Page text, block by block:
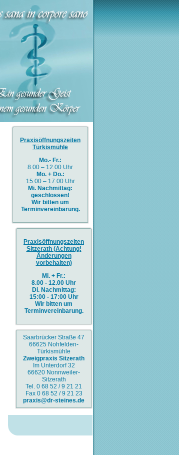
Praxisöffnungszeiten
Türkismühle
Mo.- Fr.:
8.00 – 12.00 Uhr
Mo. + Do.:
15.00 – 17.00 Uhr
Mi. Nachmittag:
geschlossen!
Wir bitten um
Terminvereinbarung.
Praxisöffnungszeiten
Sitzerath (Achtung!
Änderungen
vorbehalten)
Mi. + Fr.:
8.00 - 12.00 Uhr
Di. Nachmittag:
15:00 - 17:00 Uhr
Wir bitten um
Terminvereinbarung.
Saarbrücker Straße 47
66625 Nohfelden-
Türkismühle
Zweigpraxis Sitzerath
Im Unterdorf 32
66620 Nonnweiler-
Sitzerath
Tel. 0 68 52 / 9 21 21
Fax 0 68 52 / 9 21 23
praxis@dr-steines.de